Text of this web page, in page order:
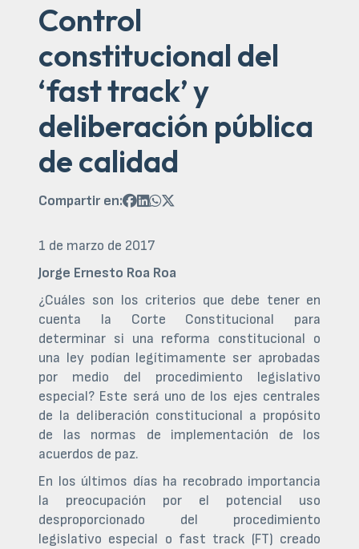
Control
constitucional del
‘fast track’ y
deliberación pública
de calidad
Compartir en:
1 de marzo de 2017
Jorge Ernesto Roa Roa
¿Cuáles son los criterios que debe tener en
cuenta la Corte Constitucional para
determinar si una reforma constitucional o
una ley podían legítimamente ser aprobadas
por medio del procedimiento legislativo
especial? Este será uno de los ejes centrales
de la deliberación constitucional a propósito
de las normas de implementación de los
acuerdos de paz.
En los últimos días ha recobrado importancia
la preocupación por el potencial uso
desproporcionado del procedimiento
legislativo especial o fast track (FT) creado